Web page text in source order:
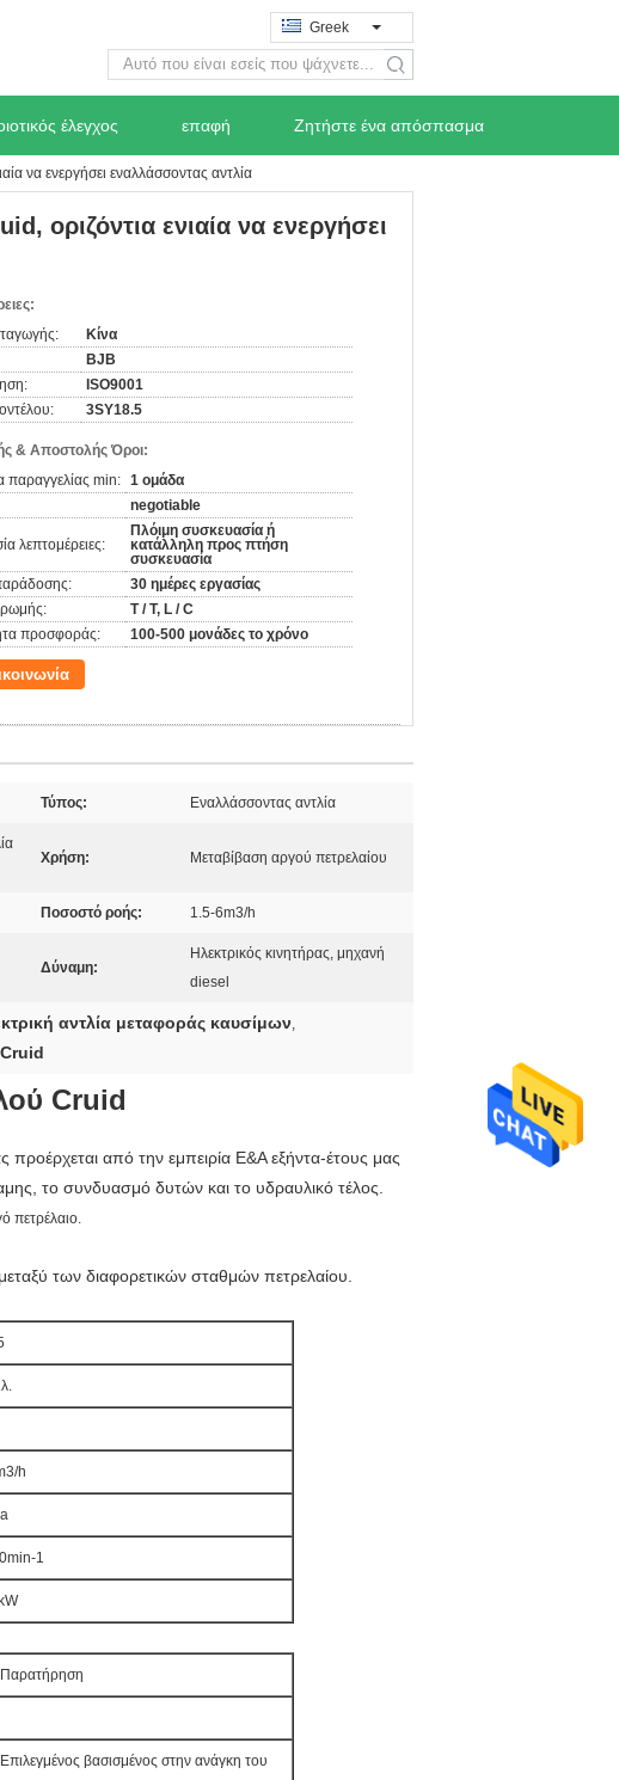
Greek
search
έλεγχος επαφή Ζητήστε ένα απόσπασμα
να ενεργήσει εναλλάσσοντας αντλία
οριζόντια ενιαία να ενεργήσει
Κίνα
BJB
ISO9001
3SY18.5
& Αποστολής Όροι:
παραγγελίας min: 1 ομάδα
negotiable
λεπτομέρειες:
Πλόιμη συσκευασία ή
κατάλληλη προς πτήση
συσκευασία
30 ημέρες εργασίας
T / T, L / C
προσφοράς:
100-500 μονάδες το χρόνο
Τύπος: Εναλλάσσοντας αντλία
Χρήση: Μεταβίβαση αργού πετρελαίου
Ποσοστό ροής: 1.5-6m3/h
Δύναμη:
Ηλεκτρικός κινητήρας, μηχανή
diesel
αντλία μεταφοράς καυσίμων,
Cruid
προέρχεται από την εμπειρία Ε&Α εξήντα-έτους μας
το συνδυασμό δυτών και το υδραυλικό τέλος.
πετρέλαιο.
των διαφορετικών σταθμών πετρελαίου.
h
1
Παρατήρηση
Επιλεγμένος βασισμένος στην ανάγκη του